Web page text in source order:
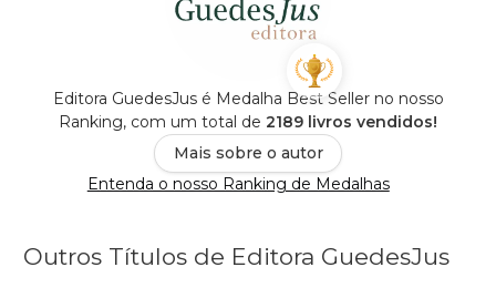
Editora GuedesJus é Medalha Best Seller no nosso
Ranking, com um total de 2189 livros vendidos!
Mais sobre o autor
Entenda o nosso Ranking de Medalhas
Outros Títulos de Editora GuedesJus